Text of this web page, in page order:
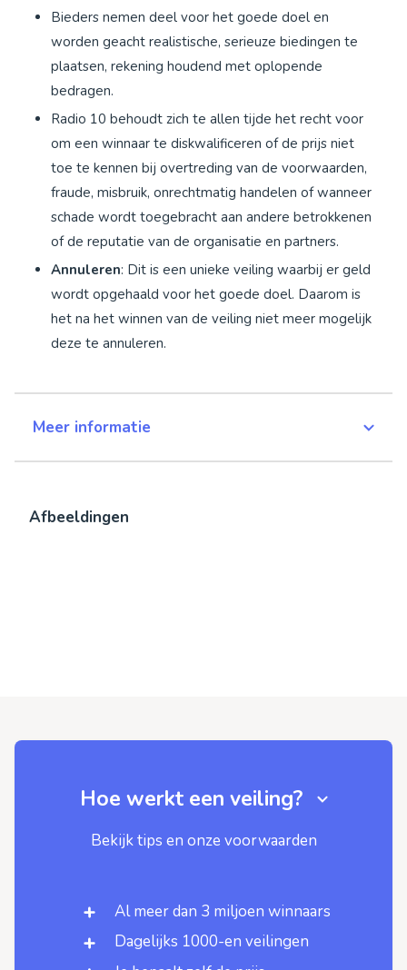
Bieders nemen deel voor het goede doel en
worden geacht realistische, serieuze biedingen te
plaatsen, rekening houdend met oplopende
bedragen.
Radio 10 behoudt zich te allen tijde het recht voor
om een winnaar te diskwalificeren of de prijs niet
toe te kennen bij overtreding van de voorwaarden,
fraude, misbruik, onrechtmatig handelen of wanneer
schade wordt toegebracht aan andere betrokkenen
of de reputatie van de organisatie en partners.
Annuleren: Dit is een unieke veiling waarbij er geld
wordt opgehaald voor het goede doel. Daarom is
het na het winnen van de veiling niet meer mogelijk
deze te annuleren.
Meer informatie
Afbeeldingen
Hoe werkt een veiling?
Bekijk tips en onze voorwaarden
Al meer dan 3 miljoen winnaars
Dagelijks 1000-en veilingen